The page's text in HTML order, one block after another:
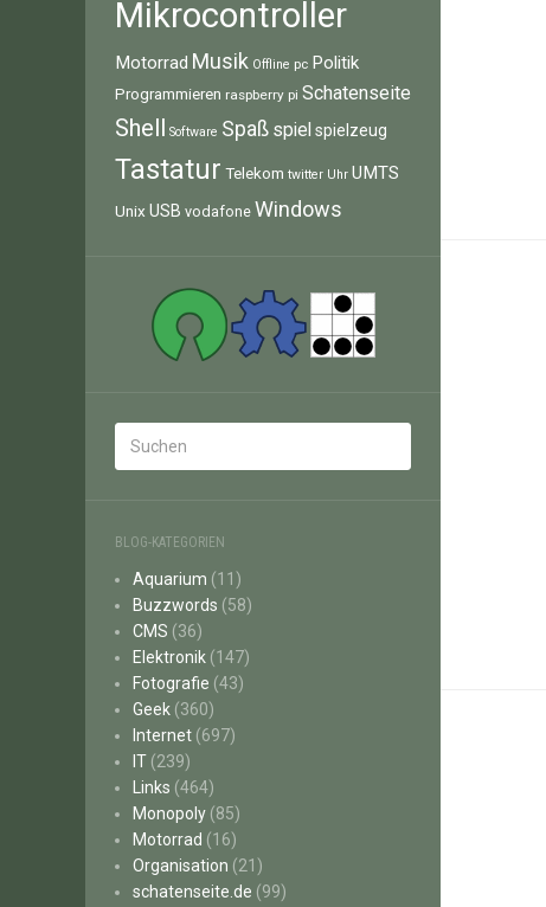
Mikrocontroller
Motorrad Musik Offline pc Politik
Programmieren raspberry pi Schatenseite
Shell Software Spaß spiel spielzeug
Tastatur Telekom twitter Uhr UMTS
Unix USB vodafone Windows
BLOG-KATEGORIEN
Aquarium (11)
Buzzwords (58)
CMS (36)
Elektronik (147)
Fotografie (43)
Geek (360)
Internet (697)
IT (239)
Links (464)
Monopoly (85)
Motorrad (16)
Organisation (21)
schatenseite.de (99)